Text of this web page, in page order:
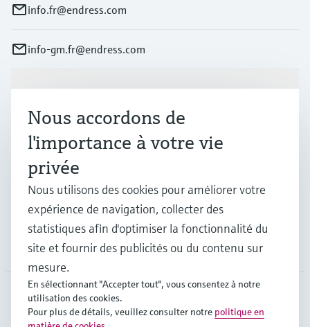
info.fr@endress.com
info-gm.fr@endress.com
Industries
Support
Société
FRA•Français
Nous accordons de
l'importance à votre vie
privée
Nous utilisons des cookies pour améliorer votre
expérience de navigation, collecter des
statistiques afin d'optimiser la fonctionnalité du
site et fournir des publicités ou du contenu sur
mesure.
En sélectionnant "Accepter tout", vous consentez à notre
utilisation des cookies.
Pour plus de détails, veuillez consulter notre politique en